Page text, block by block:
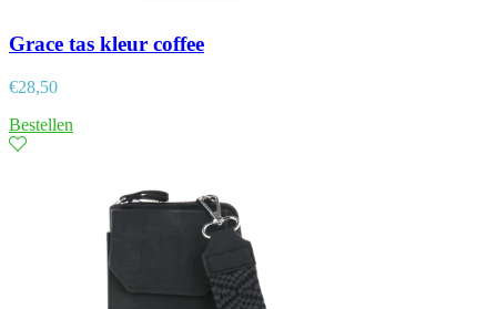
Grace tas kleur coffee
€28,50
Bestellen